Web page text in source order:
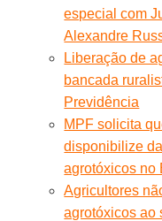
especial com
Alexandre
Liberação de
bancada
Previdência
MPF solicita
disponibilize
agrotóxicos no
Agricultores
agrotóxicos ao